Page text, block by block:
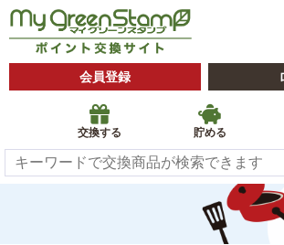
会員登録
交換する 貯める